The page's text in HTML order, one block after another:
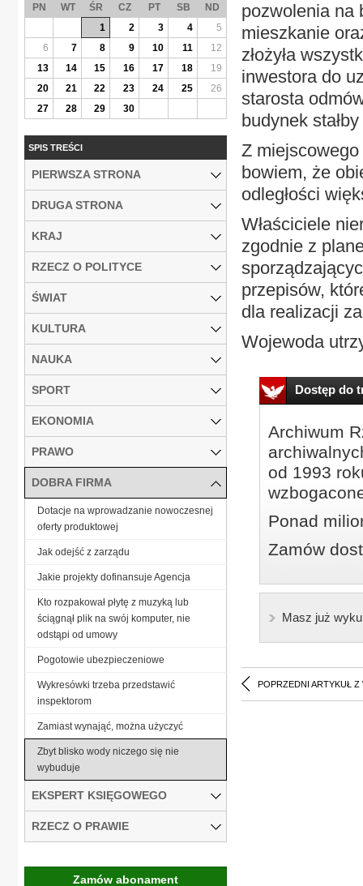
pozwolenia na
mieszkanie
złożyła
inwestora do
starosta
budynek
Z
bowiem, że
odległości
Właściciele
zgodnie z
przepisów,
dla realizacji
Wojewoda
Dostęp do
Archiwum
od 1993
Ponad
Zamów
Masz już
POPRZEDNI ARTYKUŁ Z
PN WT ŚR CZ PT SB
ND
1
2 3 4
5
6
7 8 9 10 11
12
13
14 15 16 17 18
19
20
21 22 23 24 25
26
27
28 29 30
SPIS TREŚCI
PIERWSZA STRONA
DRUGA STRONA
KRAJ
RZECZ O POLITYCE
ŚWIAT
KULTURA
NAUKA
SPORT
EKONOMIA
PRAWO
DOBRA FIRMA
Dotacje na wprowadzanie nowoczesnej
oferty produktowej
Jak odejść z zarządu
Jakie projekty dofinansuje Agencja
Kto rozpakował płytę z muzyką lub
ściągnął plik na swój komputer, nie
odstąpi od umowy
Pogotowie ubezpieczeniowe
Wykresówki trzeba przedstawić
inspektorom
Zamiast wynająć, można użyczyć
Zbyt blisko wody niczego się nie
wybuduje
EKSPERT KSIĘGOWEGO
RZECZ O PRAWIE
Zamów abonament